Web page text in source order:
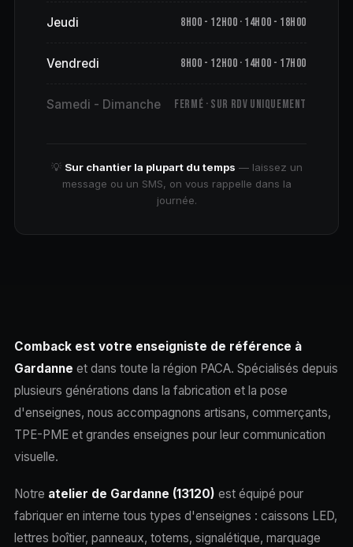
Jeudi 8h00 - 12h00 · 14h00 - 18h00
Vendredi 8h00 - 12h00 · 14h00 - 17h00
Samedi - Dimanche Fermé · Sur RDV uniquement
💡 Sur chantier la plupart du temps — laissez un
message ou un SMS, on vous rappelle dans la
journée.
Comback est votre enseigniste de référence à
Gardanne et dans toute la région PACA. Spécialisés depuis
plusieurs générations dans la fabrication et la pose
d'enseignes, nous accompagnons artisans, commerçants,
TPE-PME et grandes enseignes pour leur communication
visuelle.
Notre atelier de Gardanne (13120) est équipé pour
fabriquer en interne tous types d'enseignes : caissons LED,
lettres boîtier, panneaux, totems, signalétique, marquage